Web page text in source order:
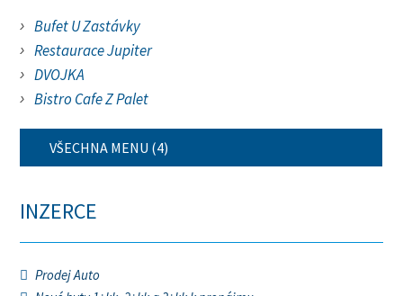
Bufet U Zastávky
Restaurace Jupiter
DVOJKA
Bistro Cafe Z Palet
VŠECHNA MENU (4)
INZERCE
Prodej Auto